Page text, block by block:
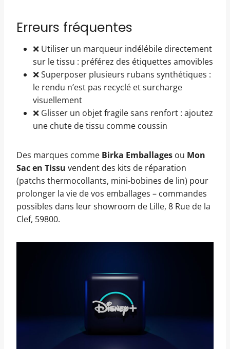
Erreurs fréquentes
❌ Utiliser un marqueur indélébile directement
sur le tissu : préférez des étiquettes amovibles
❌ Superposer plusieurs rubans synthétiques :
le rendu n’est pas recyclé et surcharge
visuellement
❌ Glisser un objet fragile sans renfort : ajoutez
une chute de tissu comme coussin
Des marques comme Birka Emballages ou Mon
Sac en Tissu vendent des kits de réparation
(patchs thermocollants, mini-bobines de lin) pour
prolonger la vie de vos emballages – commandes
possibles dans leur showroom de Lille, 8 Rue de la
Clef, 59800.